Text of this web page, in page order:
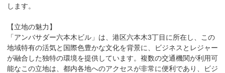
します。
【立地の魅力】
「アンバサダー六本木ビル」は、港区六本木3丁目に所在し、この
地域特有の活気と国際色豊かな文化を背景に、ビジネスとレジャー
が融合した独特の環境を提供しています。複数の交通機関が利用可
能なこの立地は、都内各地へのアクセスが非常に便利であり、ビジ